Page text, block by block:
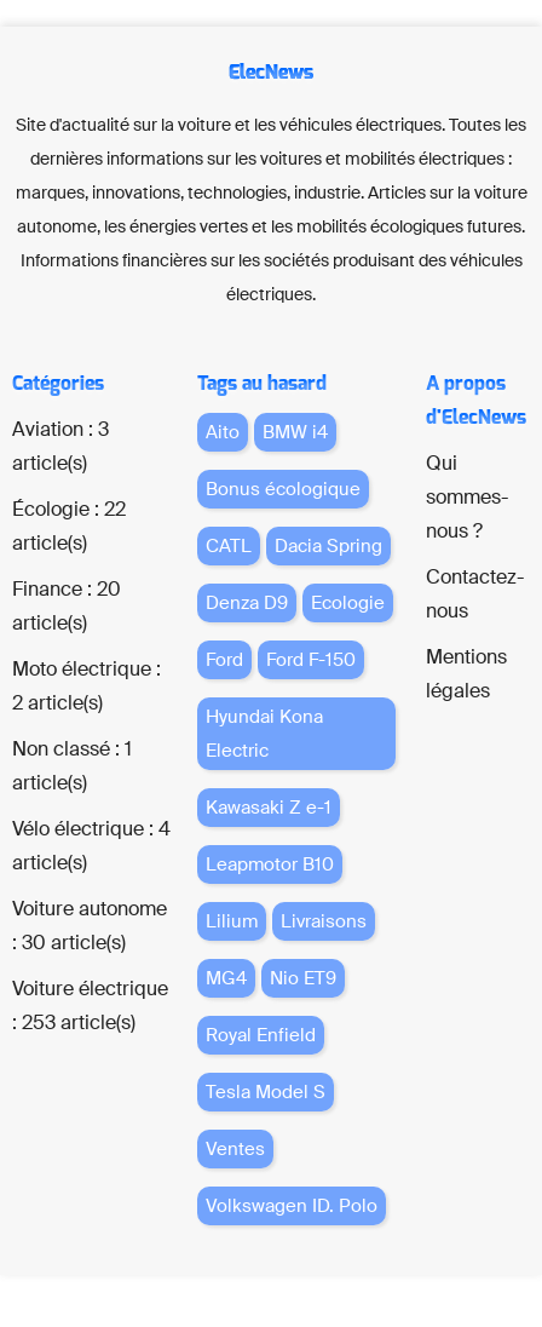
ElecNews
Site d'actualité sur la voiture et les véhicules électriques. Toutes les
dernières informations sur les voitures et mobilités électriques :
marques, innovations, technologies, industrie. Articles sur la voiture
autonome, les énergies vertes et les mobilités écologiques futures.
Informations financières sur les sociétés produisant des véhicules
électriques.
Catégories
Aviation : 3
article(s)
Écologie : 22
article(s)
Finance : 20
article(s)
Moto électrique :
2 article(s)
Non classé : 1
article(s)
Vélo électrique : 4
article(s)
Voiture autonome
: 30 article(s)
Voiture électrique
: 253 article(s)
Tags au hasard
Aito BMW i4
Bonus écologique
CATL Dacia Spring
Denza D9 Ecologie
Ford Ford F-150
Hyundai Kona
Electric
Kawasaki Z e-1
Leapmotor B10
Lilium Livraisons
MG4 Nio ET9
Royal Enfield
Tesla Model S
Ventes
Volkswagen ID. Polo
A propos
d'ElecNews
Qui
sommes-
nous ?
Contactez-
nous
Mentions
légales